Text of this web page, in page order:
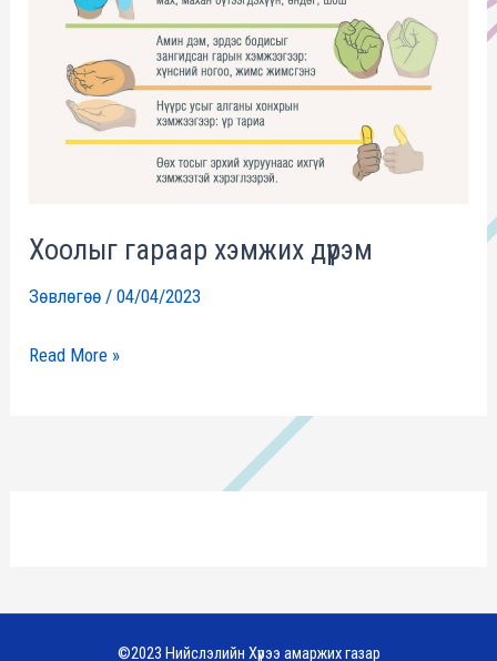
Хоолыг гараар хэмжих дүрэм
Зөвлөгөө /04/04/2023
Read More »
©2023 Нийслэлийн Хүрээ амаржих газар